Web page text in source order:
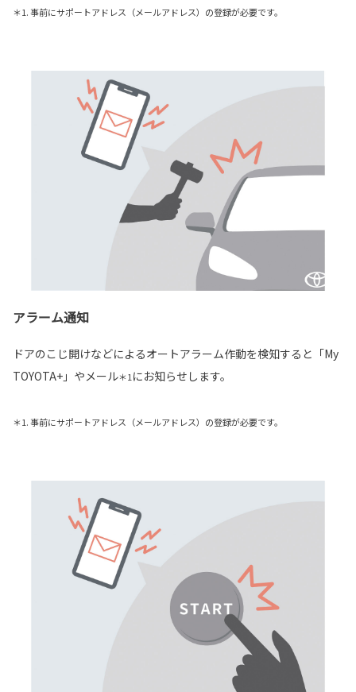
＊1. 事前にサポートアドレス（メールアドレス）の登録が必要です。
アラーム通知
ドアのこじ開けなどによるオートアラーム作動を検知すると「My
TOYOTA+」やメール＊1 にお知らせします。
＊1. 事前にサポートアドレス（メールアドレス）の登録が必要です。